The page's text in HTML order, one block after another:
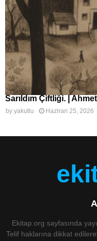
Sarıldım Çiftliği. |
by yakutlu Haziran 25, 2026
Ekitap.org sayfasında
Telif haklarına dikkat